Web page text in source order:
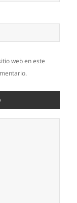
web en este